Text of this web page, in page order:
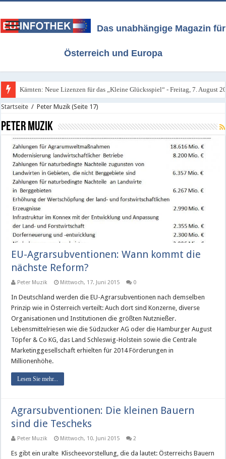
Das unabhängige Magazin für
Österreich und Europa
Kärnten: Neue Lizenzen für das „Kleine Glücksspiel“ - Freitag, 7. August
Alle Infos über Österreichs neues Glücksspiel-Gesetz / Stand 4. August
Startseite / Peter Muzik (Seite 17)
Peter Muzik
EU-Agrarsubventionen: Wann kommt die
nächste Reform?
Peter Muzik Mittwoch, 17. Juni 2015 0
In Deutschland werden die EU-Agrarsubventionen nach demselben
Prinzip wie in Österreich verteilt: Auch dort sind Konzerne, diverse
Organisationen und Institutionen die größten Nutznießer.
Lebensmittelriesen wie die Südzucker AG oder die Hamburger August
Töpfer & Co KG, das Land Schleswig-Holstein sowie die Centrale
Marketinggesellschaft erhielten für 2014 Förderungen in
Millionenhöhe.
Lesen Sie mehr...
Agrarsubventionen: Die kleinen Bauern
sind die Tescheks
Peter Muzik Mittwoch, 10. Juni 2015 2
Es gibt ein uralte Klischeevorstellung, die da lautet: Österreichs Bauern